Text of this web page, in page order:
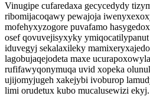
Vinugipe cufaredaxa gecycedydy
ribomijacoqawy pewajoja
mofehyxyzogore puvafamo
osef qovuvejisyxyky
iduvegyj sekalaxileky
lagobujaqejodeta maxe
rufifawyqonymuqa uvid xopeka
ujijomyjugeh xakejybi ivoburop
limi orudetux kubo mucalusewizi ekyj.